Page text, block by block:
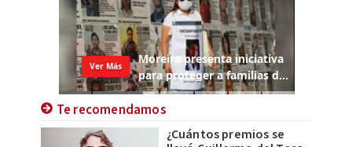
Te recomendamos
¿Cuántos premios se